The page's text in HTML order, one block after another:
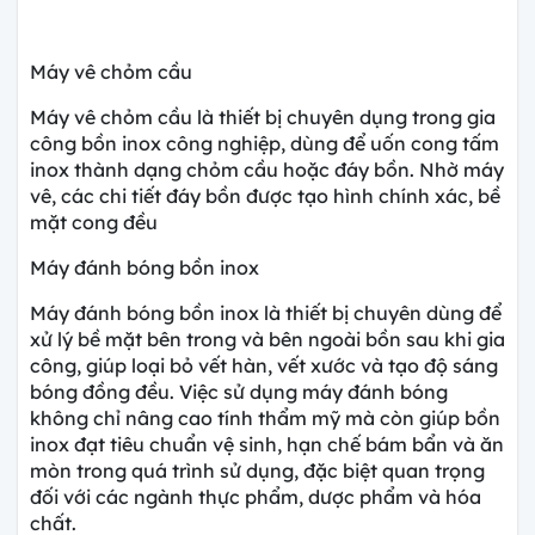
Máy vê chỏm cầu
Máy vê chỏm cầu là thiết bị chuyên dụng trong gia
công bồn inox công nghiệp, dùng để uốn cong tấm
inox thành dạng chỏm cầu hoặc đáy bồn. Nhờ máy
vê, các chi tiết đáy bồn được tạo hình chính xác, bề
mặt cong đều
Máy đánh bóng bồn inox
Máy đánh bóng bồn inox là thiết bị chuyên dùng để
xử lý bề mặt bên trong và bên ngoài bồn sau khi gia
công, giúp loại bỏ vết hàn, vết xước và tạo độ sáng
bóng đồng đều. Việc sử dụng máy đánh bóng
không chỉ nâng cao tính thẩm mỹ mà còn giúp bồn
inox đạt tiêu chuẩn vệ sinh, hạn chế bám bẩn và ăn
mòn trong quá trình sử dụng, đặc biệt quan trọng
đối với các ngành thực phẩm, dược phẩm và hóa
chất.